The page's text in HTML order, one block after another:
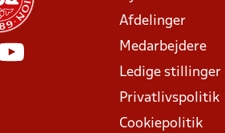
Afdelinger
Medarbejdere
Ledige stillinger
Privatlivspolitik
Cookiepolitik